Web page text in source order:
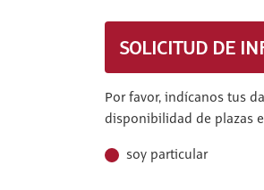
SOLICITUD DE
Por favor, indícanos tus
disponibilidad de plazas
soy particular